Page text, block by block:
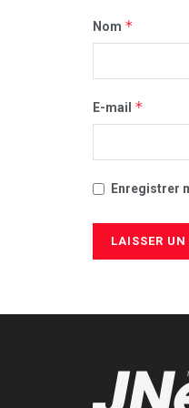
Nom *
E-mail *
Enregistrer